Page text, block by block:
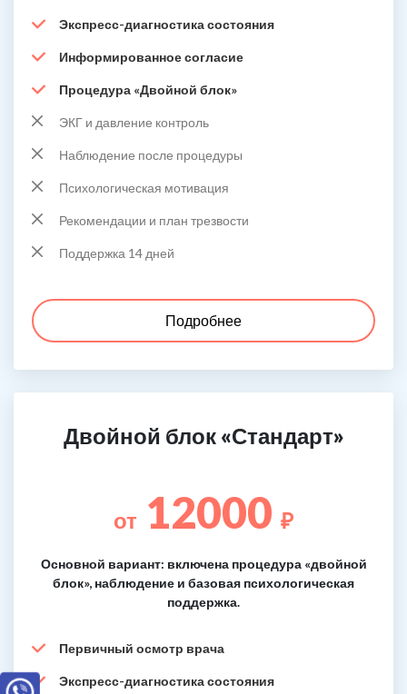
Экспресс-диагностика состояния
Информированное согласие
Процедура «Двойной блок»
ЭКГ и давление контроль
Наблюдение после процедуры
Психологическая мотивация
Рекомендации и план трезвости
Поддержка 14 дней
Подробнее
Двойной блок «Стандарт»
от 12000 ₽
Основной вариант: включена процедура «двойной
блок», наблюдение и базовая психологическая
поддержка.
Первичный осмотр врача
Экспресс-диагностика состояния